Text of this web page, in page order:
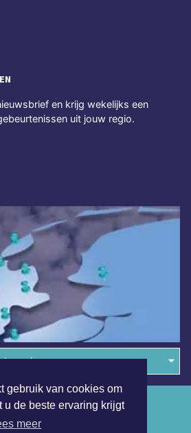
gebruik van cookies om
u de beste ervaring krijgt
meer
en krijg wekelijks een
uit jouw regio.
regio